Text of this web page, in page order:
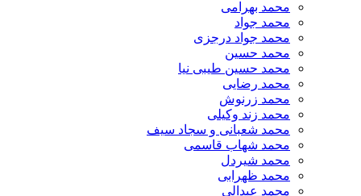
محمد بهرامی
محمد جواد
محمد جواد درجزی
محمد حسین
محمد حسین طیبی نیا
محمد رضایی
محمد زرنوش
محمد زند وکیلی
محمد شعبانی و سجاد سیف
محمد شهاب قاسمی
​محمد شیردل
محمد ظهرابی
محمد عبدالی